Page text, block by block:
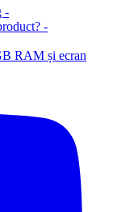
RAM și ecran